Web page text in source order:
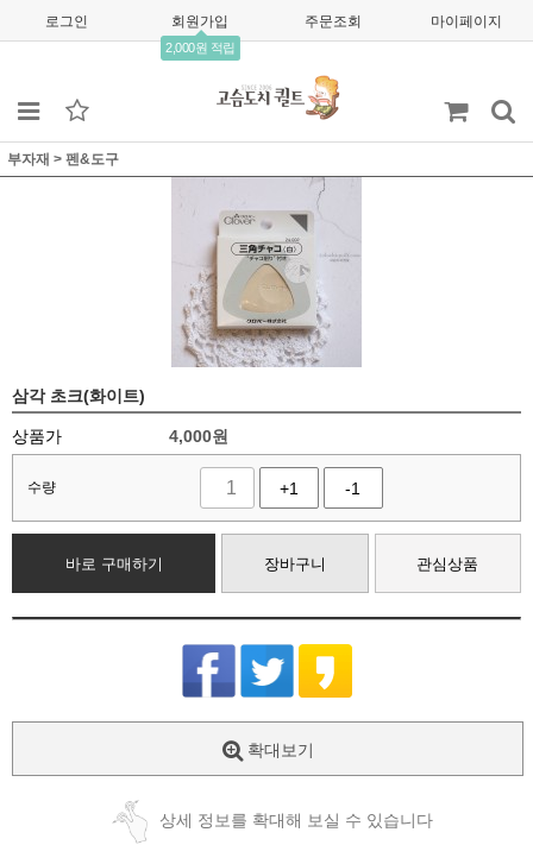
로그인 회원가입
2,000원 적립
주문조회 마이페이지
부자재 > 펜&도구
삼각 초크(화이트)
상품가 4,000원
수량 +1 -1
바로 구매하기 장바구니 관심상품
확대보기
상세 정보를 확대해 보실 수 있습니다